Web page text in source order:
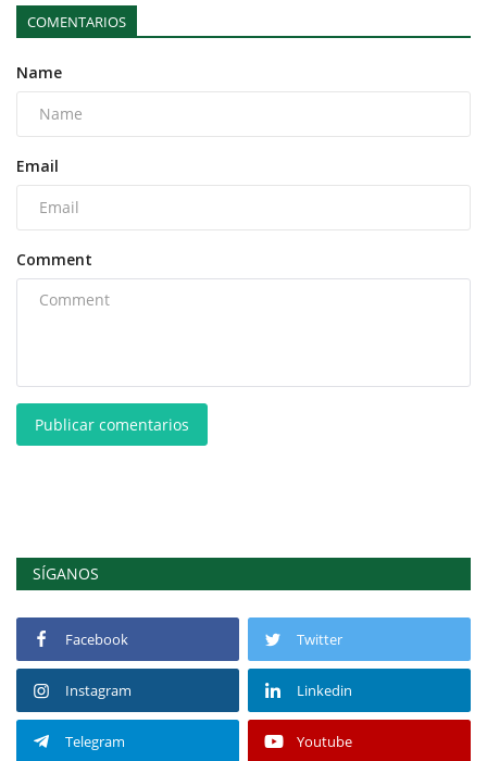
COMENTARIOS
Name
Email
Comment
Publicar comentarios
SÍGANOS
Facebook Twitter
Instagram Linkedin
Telegram Youtube